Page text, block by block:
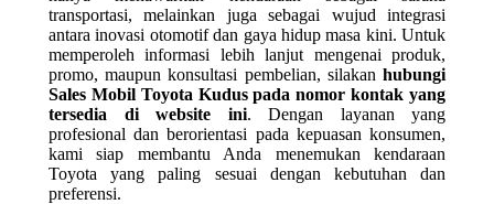
transportasi, melainkan juga sebagai wujud integrasi
antara inovasi otomotif dan gaya hidup masa kini. Untuk
memperoleh informasi lebih lanjut mengenai produk,
promo, maupun konsultasi pembelian, silakan hubungi
Sales Mobil Toyota Kudus pada nomor kontak yang
tersedia di website ini. Dengan layanan yang
profesional dan berorientasi pada kepuasan konsumen,
kami siap membantu Anda menemukan kendaraan
Toyota yang paling sesuai dengan kebutuhan dan
preferensi.